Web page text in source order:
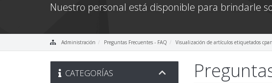
Nuestro personal está disponible para brindarle
Administración Preguntas Frecuentes - FAQ Visualización de artículos etiquetados
CATEGORÍAS